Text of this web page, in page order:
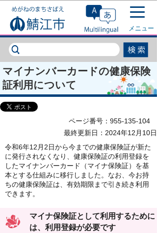
このページの本文へ移動
メニュー
マイナンバーカードの健康保険
証利用について
ページ番号：955-135-104
最終更新日：2024年12月10日
令和6年12月2日から今までの健康保険証が新た
に発行されなくなり、健康保険証の利用登録を
したマイナンバーカード（マイナ保険証）を基
本とする仕組みに移行しました。なお、今お持
ちの健康保険証は、有効期限まで引き続き利用
できます。
マイナ保険証として利用するために
は、利用登録が必要です